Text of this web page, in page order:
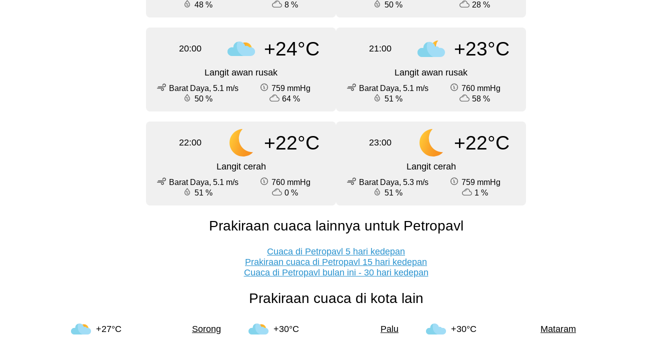
48 %
8 %
50 %
28 %
20:00 +24°C
Langit awan rusak
Barat Daya, 5.1 m/s
759 mmHg
50 %
64 %
21:00 +23°C
Langit awan rusak
Barat Daya, 5.1 m/s
760 mmHg
51 %
58 %
22:00 +22°C
Langit cerah
Barat Daya, 5.1 m/s
760 mmHg
51 %
0 %
23:00 +22°C
Langit cerah
Barat Daya, 5.3 m/s
759 mmHg
51 %
1 %
Prakiraan cuaca lainnya untuk Petropavl
Cuaca di Petropavl 5 hari kedepan
Prakiraan cuaca di Petropavl 15 hari kedepan
Cuaca di Petropavl bulan ini - 30 hari kedepan
Prakiraan cuaca di kota lain
+27°C Sorong +30°C Palu +30°C Mataram